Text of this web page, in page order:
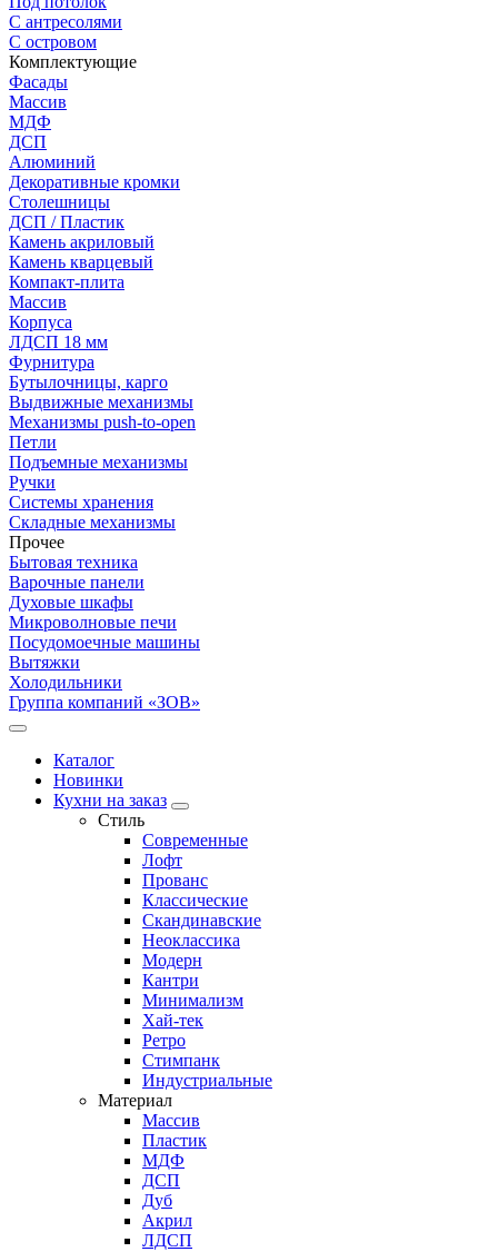
С антресолями
С островом
Комплектующие
Фасады
Массив
МДФ
ДСП
Алюминий
Декоративные кромки
Столешницы
ДСП / Пластик
Камень акриловый
Камень кварцевый
Компакт-плита
Массив
Корпуса
ЛДСП 18 мм
Фурнитура
Бутылочницы, карго
Выдвижные механизмы
Механизмы push-to-open
Петли
Подъемные механизмы
Ручки
Системы хранения
Складные механизмы
Прочее
Бытовая техника
Варочные панели
Духовые шкафы
Микроволновые печи
Посудомоечные машины
Вытяжки
Холодильники
Группа компаний «ЗОВ»
Каталог
Новинки
Кухни на заказ
Стиль
Современные
Лофт
Прованс
Классические
Скандинавские
Неоклассика
Модерн
Кантри
Минимализм
Хай-тек
Ретро
Стимпанк
Индустриальные
Материал
Массив
Пластик
МДФ
ДСП
Дуб
Акрил
ЛДСП